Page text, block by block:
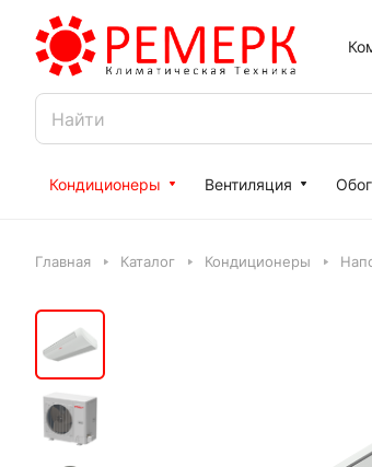
Кондиционеры Вентиляция
Главная Каталог Кондиционеры